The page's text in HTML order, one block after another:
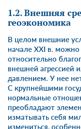
1.2. Внешняя
геоэкономика
В целом внешние
начале XXI в.
относительно
внешней агрессией
давлением. У нее
С крупнейшими
нормальные
преобладают
изматывать себя
измениться,